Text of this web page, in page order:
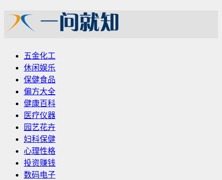
五金化工
休闲娱乐
保健食品
偏方大全
健康百科
医疗仪器
园艺花卉
妇科保健
心理性格
投资赚钱
数码电子